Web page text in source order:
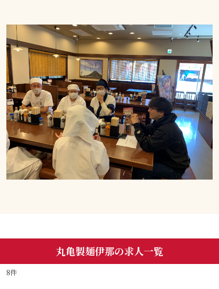
丸亀製麺伊那の求人一覧
8件